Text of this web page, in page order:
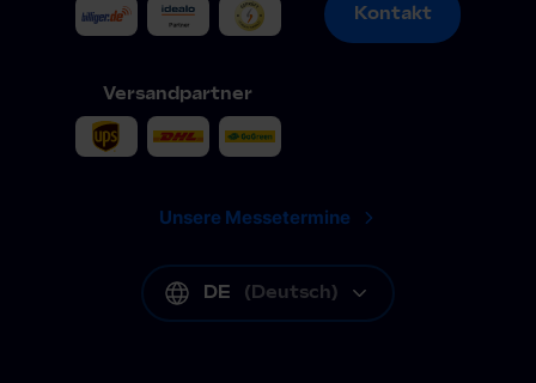
Versandpartner
Kontakt
Kontakt
Unsere Messetermine
DE (Deutsch)